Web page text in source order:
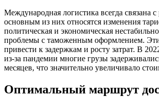
Международная логистика всегда связана
основным из них относятся изменения
политическая и экономическая
проблемы с таможенным оформлением.
привести к задержкам и росту затрат. В
из-за пандемии многие грузы
месяцев, что значительно увеличивало
Оптимальный маршрут